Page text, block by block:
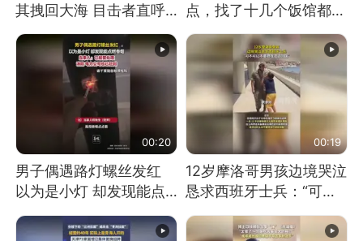
其拽回大海 目击者直呼
震惊 （视频来源：参考
消息）
点，找了十几个饭馆都没
开门：午休到几点
00:20
男子偶遇路灯螺丝发红
以为是小灯 却发现能点
燃香烟 当事人：已报警
处理
00:19
12岁摩洛哥男孩边境哭泣
恳求西班牙士兵：“可不
可以不要把我遣返回国”